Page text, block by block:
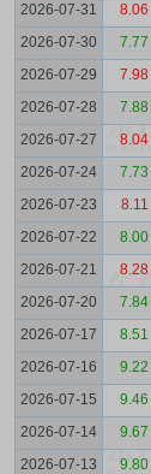
2026-07-31
8.06
2026-07-30
7.77
2026-07-29
7.98
2026-07-28
7.88
2026-07-27
8.04
2026-07-24
7.73
2026-07-23
8.11
2026-07-22
8.00
2026-07-21
8.28
2026-07-20
7.84
2026-07-17
8.51
2026-07-16
9.22
2026-07-15
9.46
2026-07-14
9.67
2026-07-13
9.80